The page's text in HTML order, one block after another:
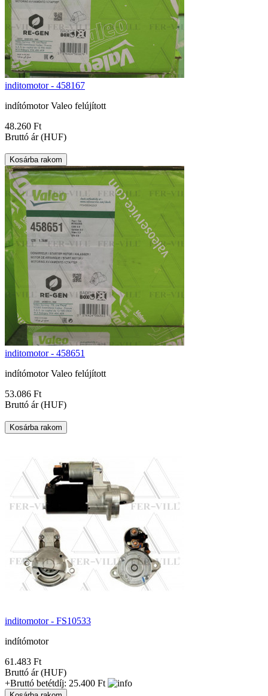
inditomotor - 458167
indítómotor Valeo felújított
48.260 Ft
Bruttó ár (HUF)
inditomotor - 458651
indítómotor Valeo felújított
53.086 Ft
Bruttó ár (HUF)
inditomotor - FS10533
indítómotor
61.483 Ft
Bruttó ár (HUF)
+Bruttó betétdíj: 25.400 Ft